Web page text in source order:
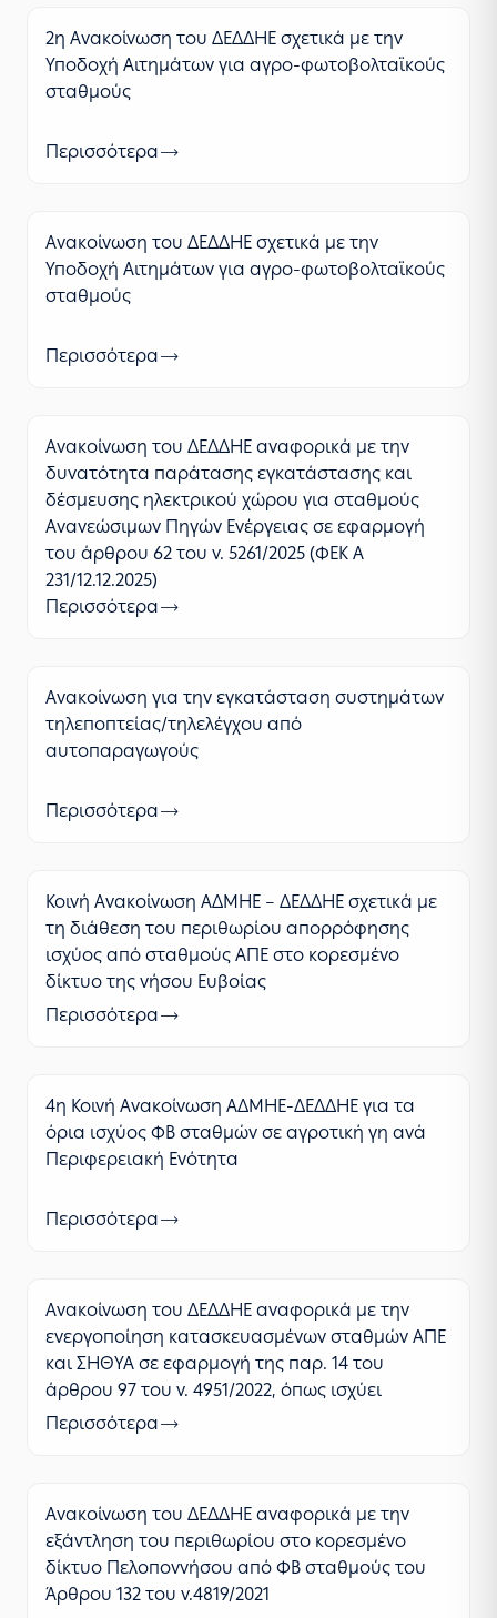
2η Ανακοίνωση του ΔΕΔΔΗΕ σχετικά με την
Υποδοχή Αιτημάτων για αγρο-φωτοβολταϊκούς
σταθμούς
Περισσότερα
Ανακοίνωση του ΔΕΔΔΗΕ σχετικά με την
Υποδοχή Αιτημάτων για αγρο-φωτοβολταϊκούς
σταθμούς
Περισσότερα
Ανακοίνωση του ΔΕΔΔΗΕ αναφορικά με την
δυνατότητα παράτασης εγκατάστασης και
δέσμευσης ηλεκτρικού χώρου για σταθμούς
Ανανεώσιμων Πηγών Ενέργειας σε εφαρμογή
του άρθρου 62 του ν. 5261/2025 (ΦΕΚ Α
231/12.12.2025)
Περισσότερα
Ανακοίνωση για την εγκατάσταση συστημάτων
τηλεποπτείας/τηλελέγχου από
αυτοπαραγωγούς
Περισσότερα
Κοινή Ανακοίνωση ΑΔΜΗΕ – ΔΕΔΔΗΕ σχετικά με
τη διάθεση του περιθωρίου απορρόφησης
ισχύος από σταθμούς ΑΠΕ στο κορεσμένο
δίκτυο της νήσου Ευβοίας
Περισσότερα
4η Κοινή Ανακοίνωση ΑΔΜΗΕ-ΔΕΔΔΗΕ για τα
όρια ισχύος ΦΒ σταθμών σε αγροτική γη ανά
Περιφερειακή Ενότητα
Περισσότερα
Ανακοίνωση του ΔΕΔΔΗΕ αναφορικά με την
ενεργοποίηση κατασκευασμένων σταθμών ΑΠΕ
και ΣΗΘΥΑ σε εφαρμογή της παρ. 14 του
άρθρου 97 του ν. 4951/2022, όπως ισχύει
Περισσότερα
Ανακοίνωση του ΔΕΔΔΗΕ αναφορικά με την
εξάντληση του περιθωρίου στο κορεσμένο
δίκτυο Πελοποννήσου από ΦΒ σταθμούς του
Άρθρου 132 του ν.4819/2021